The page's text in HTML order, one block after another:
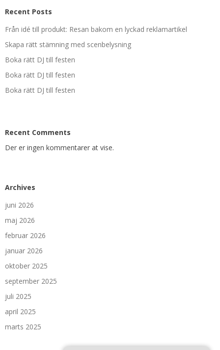
Recent Posts
Från idé till produkt: Resan bakom en lyckad reklamartikel
Skapa rätt stämning med scenbelysning
Boka rätt DJ till festen
Boka rätt DJ till festen
Boka rätt DJ till festen
Recent Comments
Der er ingen kommentarer at vise.
Archives
juni 2026
maj 2026
februar 2026
januar 2026
oktober 2025
september 2025
juli 2025
april 2025
marts 2025